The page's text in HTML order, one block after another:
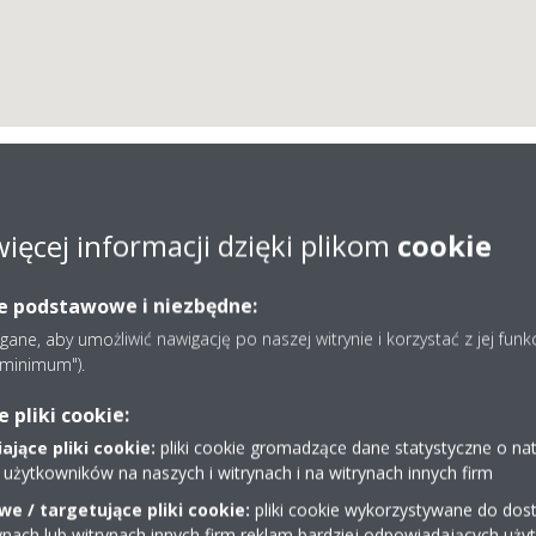
Urządzeń
Klimatech Sp.
informacji dzięki plikom cookie
podstawowe i niezbędne:
aby umożliwić nawigację po naszej witrynie i korzystać z jej
pliki cookie:
pliki cookie: pliki cookie gromadzące dane statystyczne o
na naszych i witrynach i na witrynach innych firm
/ targetujące pliki cookie: pliki cookie wykorzystywane do